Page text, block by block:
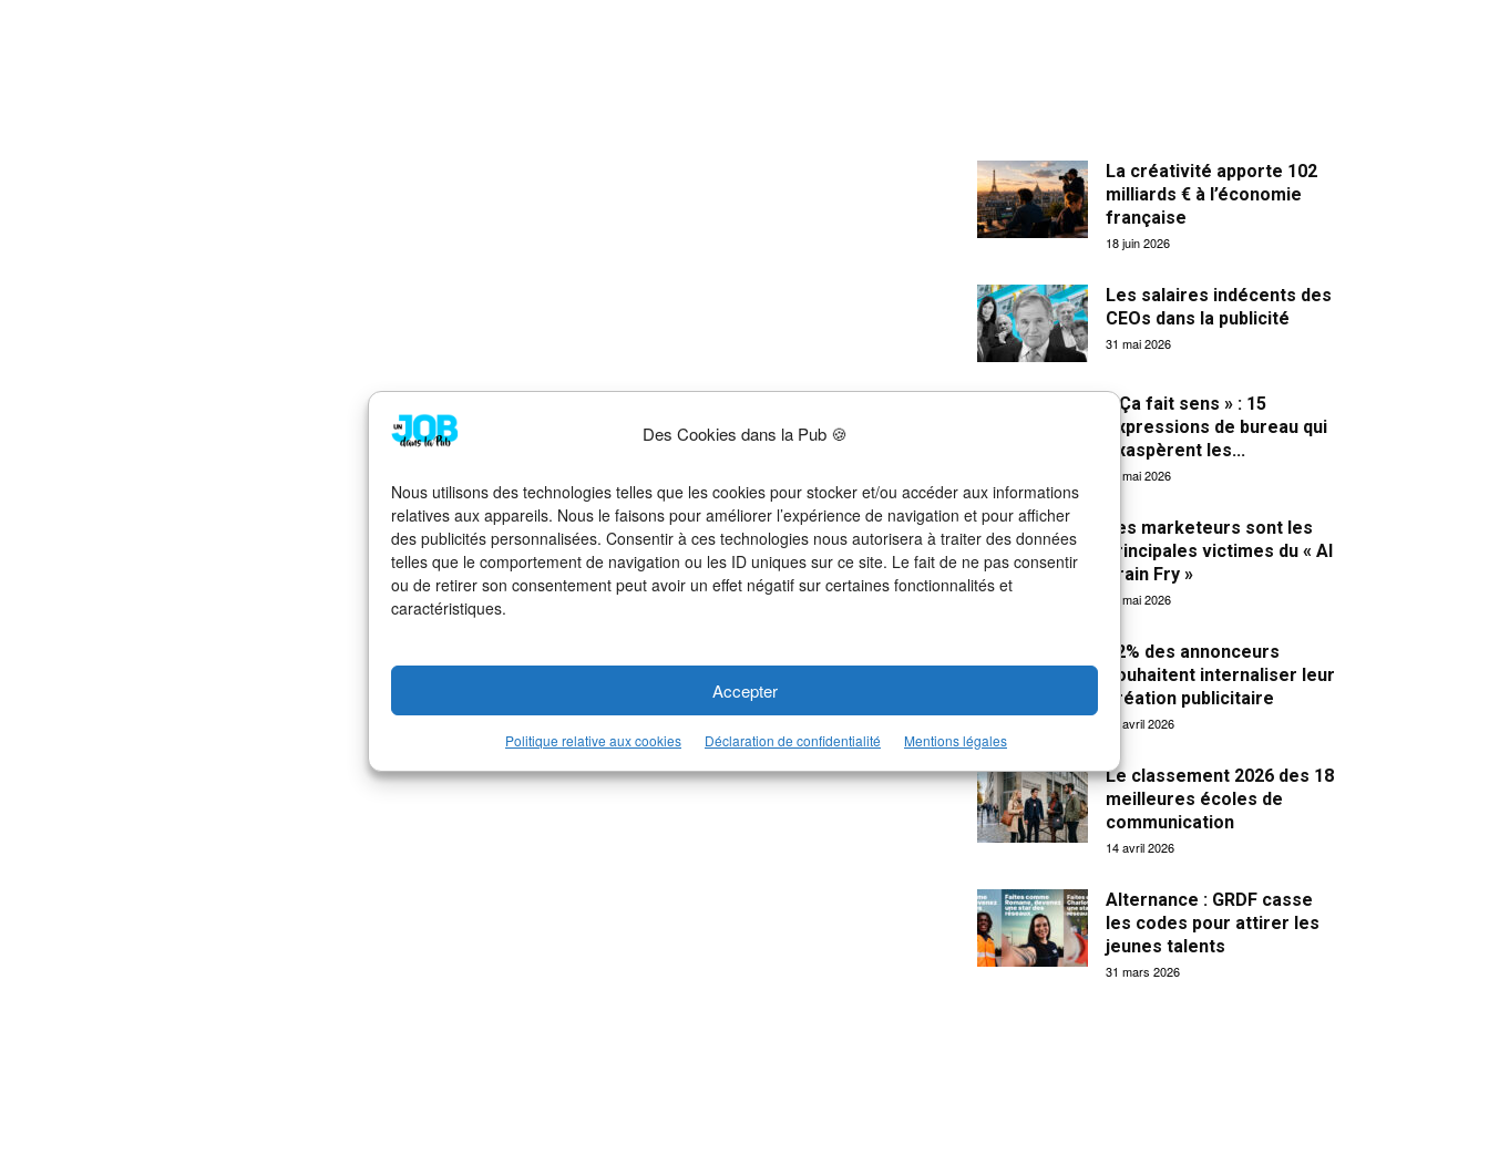
Des Cookies dans la Pub 🍪
Nous utilisons des technologies telles que les cookies pour stocker et/ou accéder aux informations
relatives aux appareils. Nous le faisons pour améliorer l’expérience de navigation et pour afficher
des publicités personnalisées. Consentir à ces technologies nous autorisera à traiter des données
telles que le comportement de navigation ou les ID uniques sur ce site. Le fait de ne pas consentir
ou de retirer son consentement peut avoir un effet négatif sur certaines fonctionnalités et
caractéristiques.
Accepter
Politique relative aux cookies Déclaration de confidentialité Mentions légales
La créativité apporte 102
milliards € à l’économie
française
18 juin 2026
Les salaires indécents des
CEOs dans la publicité
31 mai 2026
« Ça fait sens » : 15
expressions de bureau qui
exaspèrent les...
27 mai 2026
Les marketeurs sont les
principales victimes du « AI
Brain Fry »
19 mai 2026
32% des annonceurs
souhaitent internaliser leur
création publicitaire
15 avril 2026
Le classement 2026 des 18
meilleures écoles de
communication
14 avril 2026
Alternance : GRDF casse
les codes pour attirer les
jeunes talents
31 mars 2026